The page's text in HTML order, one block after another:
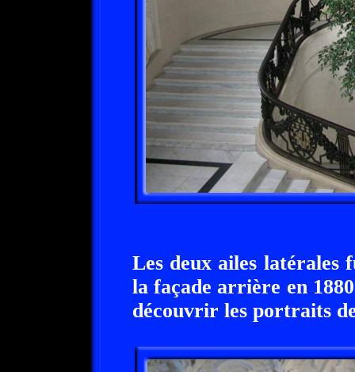
Les deux ailes latérales
la façade arrière en
découvrir les portraits